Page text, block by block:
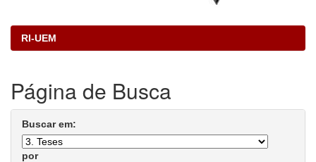
RI-UEM
Página de Busca
Buscar em:
por